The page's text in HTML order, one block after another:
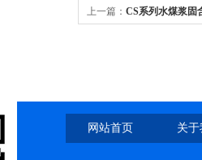
上一篇： CS系列水煤浆固
网站首页 关